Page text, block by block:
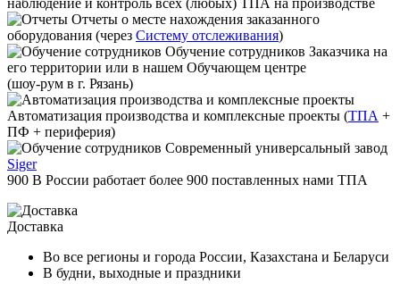
наблюдение и контроль всех (любых) ТПА на производстве
Отчеты о месте нахождения заказанного
оборудования (через Систему отслеживания)
Обучение сотрудников Заказчика на
его территории или в нашем Обучающем центре
(шоу-рум в г. Рязань)
Автоматизация производства и комплексные проекты (ТПА +
ПФ + периферия)
Современный универсальный завод
Siger
900 В России работает более 900 поставленных нами ТПА
Доставка
Во все регионы и города России, Казахстана и Беларуси
В будни, выходные и праздники